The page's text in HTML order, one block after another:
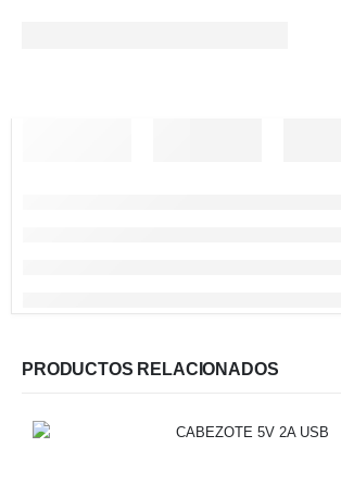
PRODUCTOS RELACIONADOS